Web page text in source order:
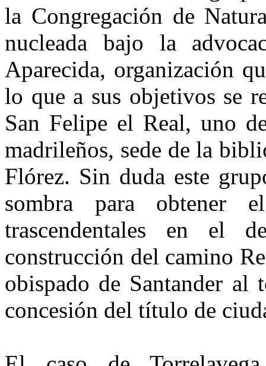
la Congregación de
nucleada bajo la
Aparecida, organización
lo que a sus objetivos se
San Felipe el Real, uno
madrileños, sede de la
Flórez. Sin duda este
sombra para obtener
trascendentales en el
construcción del camino
obispado de Santander
concesión del título de